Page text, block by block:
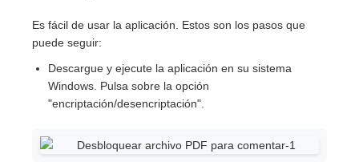
Es fácil de usar la aplicación. Estos son los pasos que
puede seguir:
Descargue y ejecute la aplicación en su sistema
Windows. Pulsa sobre la opción
"encriptación/desencriptación".